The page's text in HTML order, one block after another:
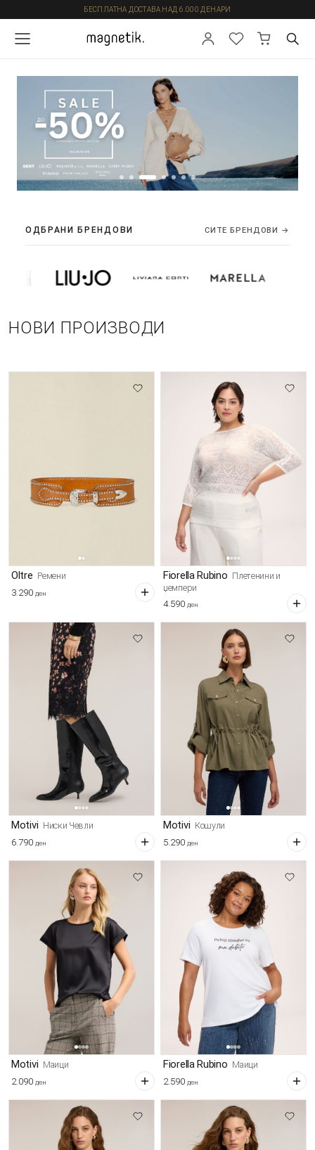
БЕСПЛАТНА ДОСТАВА НАД 6.000 ДЕНАРИ
ОДБРАНИ БРЕНДОВИ СИТЕ БРЕНДОВИ →
НОВИ ПРОИЗВОДИ
Oltre Ремени
3.290 ден
Fiorella Rubino Плетенини и
џемпери
4.590 ден
Motivi Ниски Чевли
6.790 ден
Motivi Кошули
5.290 ден
Motivi Маици
2.090 ден
Fiorella Rubino Маици
2.590 ден